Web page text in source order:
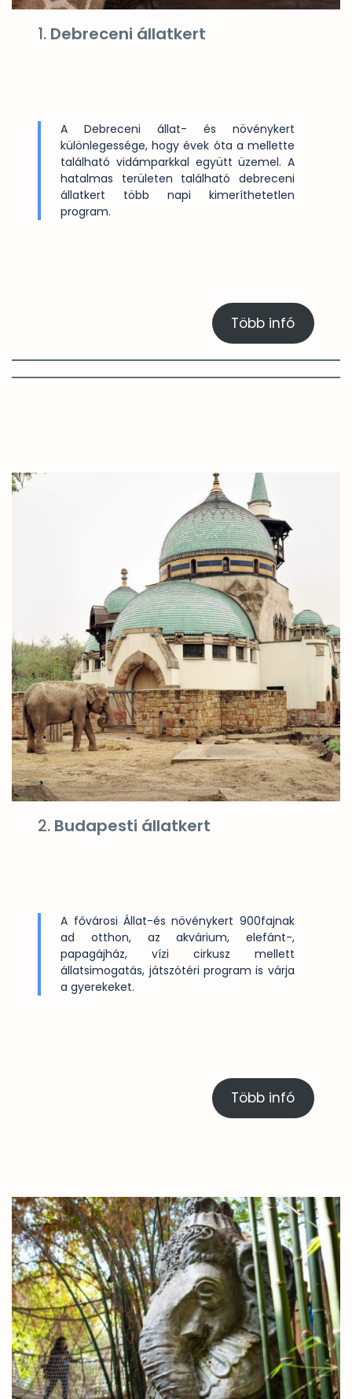
1. Debreceni állatkert
A Debreceni állat- és növénykert
különlegessége, hogy évek óta a mellette
található vidámparkkal együtt üzemel. A
hatalmas területen található debreceni
állatkert több napi kimeríthetetlen
program.
Több infó
2. Budapesti állatkert
A fővárosi Állat-és növénykert 900fajnak
ad otthon, az akvárium, elefánt-,
papagájház, vízi cirkusz mellett
állatsimogatás, játszótéri program is várja
a gyerekeket.
Több infó